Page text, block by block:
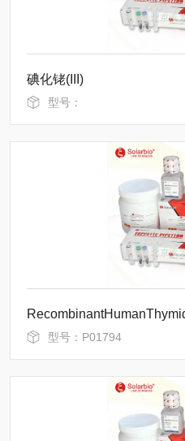
碘化铑(III)
型号：
型号：P01794